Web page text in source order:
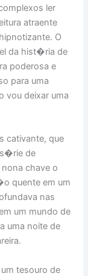
ler
atraente
O
da hist�ria de
poderosa e
para uma
deixar uma
cativante, que
s�rie de
chave o
quente em um
nas
um mundo de
uma noite de
tesouro de